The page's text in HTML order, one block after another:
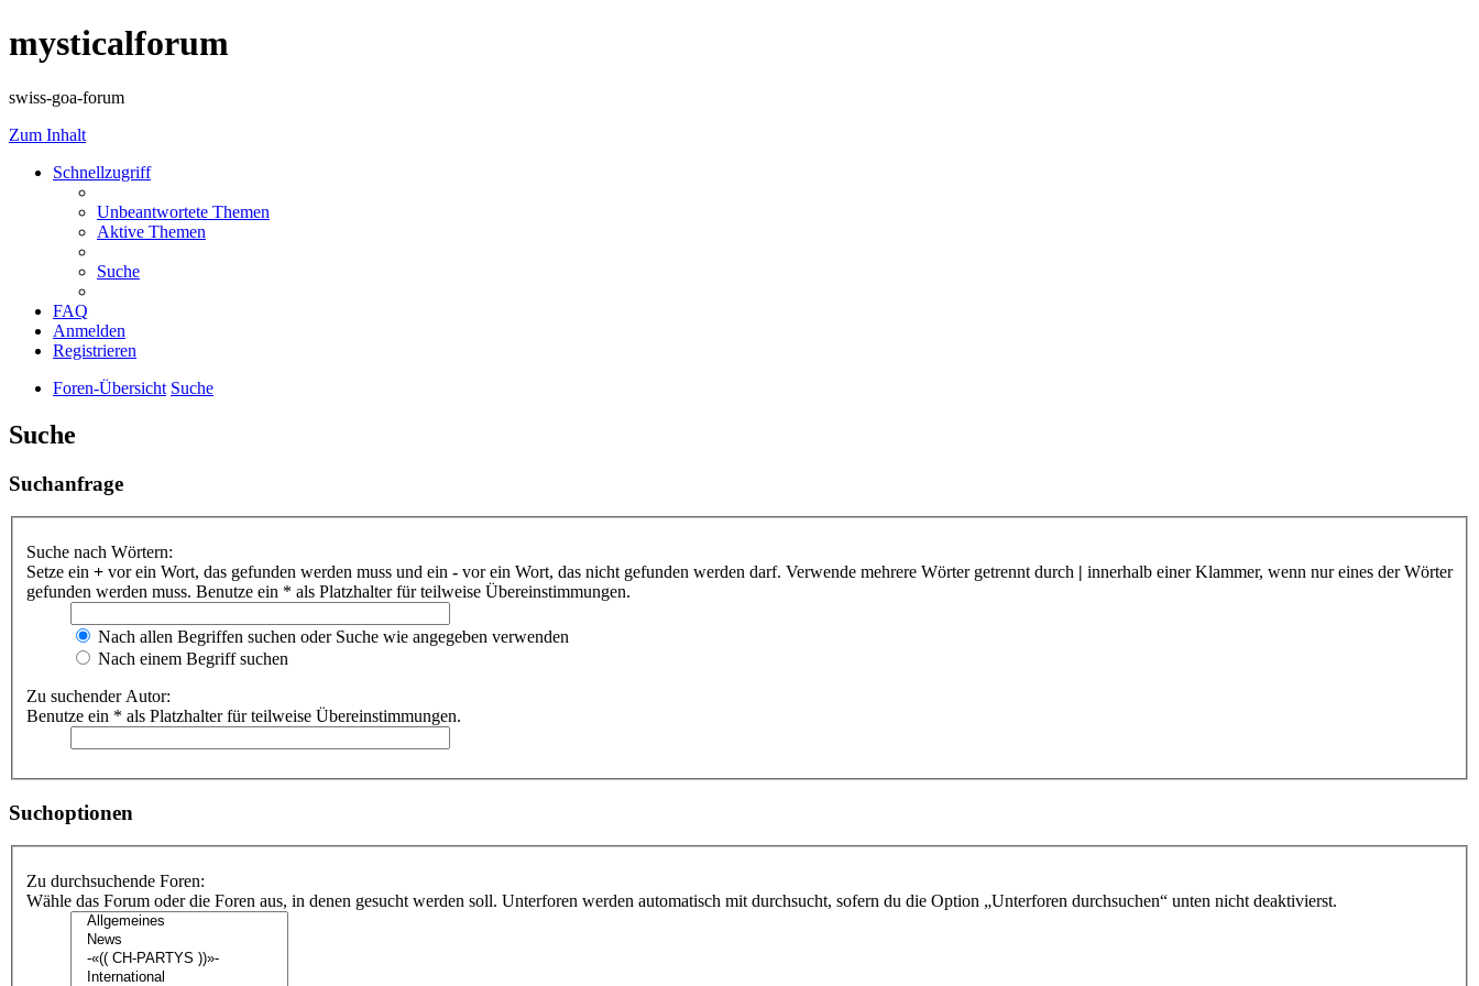
mysticalforum
swiss-goa-forum
Zum Inhalt
Schnellzugriff
Unbeantwortete Themen
Aktive Themen
Suche
FAQ
Anmelden
Registrieren
Foren-Übersicht Suche
Suche
Suchanfrage
Suche nach Wörtern:
Setze ein + vor ein Wort, das gefunden werden muss und ein - vor ein Wort, das nicht gefunden werden darf. Verwende mehrere Wörter getrennt durch | innerhalb einer Klammer, wenn nur eines der Wörter
gefunden werden muss. Benutze ein * als Platzhalter für teilweise Übereinstimmungen.
Nach allen Begriffen suchen oder Suche wie angegeben verwenden
Nach einem Begriff suchen
Zu suchender Autor:
Benutze ein * als Platzhalter für teilweise Übereinstimmungen.
Suchoptionen
Zu durchsuchende Foren:
Wähle das Forum oder die Foren aus, in denen gesucht werden soll. Unterforen werden automatisch mit durchsucht, sofern du die Option „Unterforen durchsuchen“ unten nicht deaktivierst.